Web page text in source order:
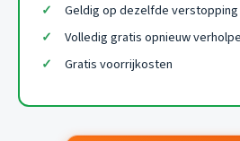
Geldig op dezelfde verstopping
Volledig gratis opnieuw
Gratis voorrijkosten